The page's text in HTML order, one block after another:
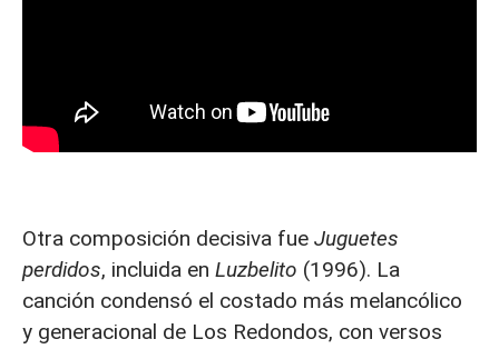
Otra composición decisiva fue Juguetes
perdidos, incluida en Luzbelito (1996). La
canción condensó el costado más melancólico
y generacional de Los Redondos, con versos